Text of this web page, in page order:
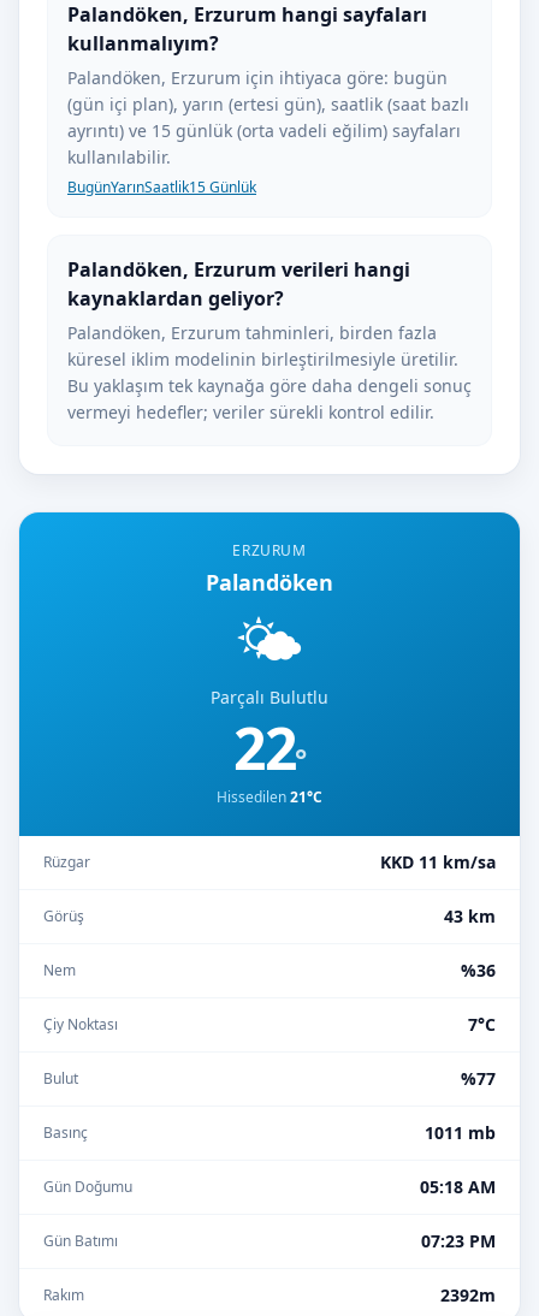
ERZURUM
Palandöken
🌤️
Parçalı Bulutlu
22°
Hissedilen21°C
Rüzgar KKD 11 km/sa
Görüş 43 km
Nem %36
Çiy Noktası 7°C
Bulut %77
Basınç 1011 mb
Gün Doğumu 05:18 AM
Gün Batımı 07:23 PM
Rakım 2392m
Palandöken, Erzurum hangi sayfaları
kullanmalıyım?
Palandöken, Erzurum için ihtiyaca göre: bugün
(gün içi plan), yarın (ertesi gün), saatlik (saat bazlı
ayrıntı) ve 15 günlük (orta vadeli eğilim) sayfaları
kullanılabilir.
BugünYarınSaatlik15 Günlük
Palandöken, Erzurum verileri hangi
kaynaklardan geliyor?
Palandöken, Erzurum tahminleri, birden fazla
küresel iklim modelinin birleştirilmesiyle üretilir.
Bu yaklaşım tek kaynağa göre daha dengeli sonuç
vermeyi hedefler; veriler sürekli kontrol edilir.